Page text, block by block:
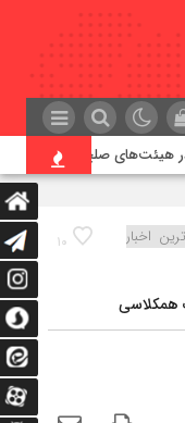
۱۰
اخبار
همکلاسی